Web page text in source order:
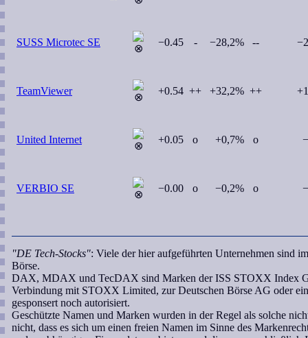
SUSS Microtec SE −0.45 - −28,2% --
TeamViewer +0.54 ++ +32,2% ++
United Internet +0.05 o +0,7% o
VERBIO SE −0.00 o −0,2% o
"DE Tech-Stocks": Viele der hier aufgeführten Unternehmen sind
Börse.
DAX, MDAX und TecDAX sind Marken der ISS STOXX Index
Verbindung mit STOXX Limited, zur Deutschen Börse AG oder
gesponsert noch autorisiert.
Geschützte Namen und Marken wurden in der Regel als solche
nicht, dass es sich um einen freien Namen im Sinne des